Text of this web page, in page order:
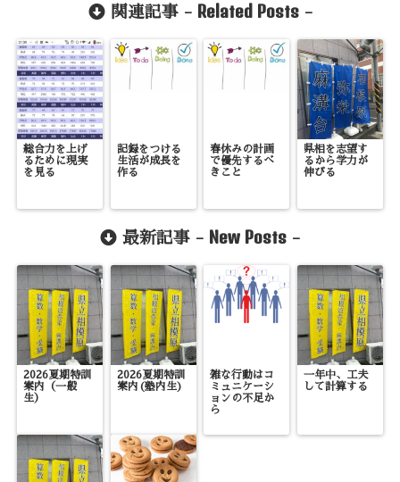
関連記事 - Related Posts-
総合力を上げ
るために現実
を見る
記録をつける
生活が成長を
作る
春休みの計画
で優先するべ
きこと
県相を志望す
るから学力が
伸びる
最新記事 - New Posts -
2026夏期特訓
案内（一般
生）
2026夏期特訓
案内(塾内生)
雑な行動はコ
ミュニケーシ
ョンの不足か
ら
一年中、工夫
して計算する